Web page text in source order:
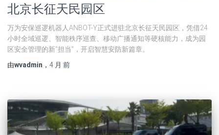
北京长征天民园区
万为安保巡逻机器人ANBOT-Y正式进驻北京长征天民园区，凭借24
小时全域巡逻、智能秩序巡查、移动广播通知等硬核能力，成为园
区安全管理的新“担当”，开启智慧安防新篇章。
由wvadmin ， 4 月 前